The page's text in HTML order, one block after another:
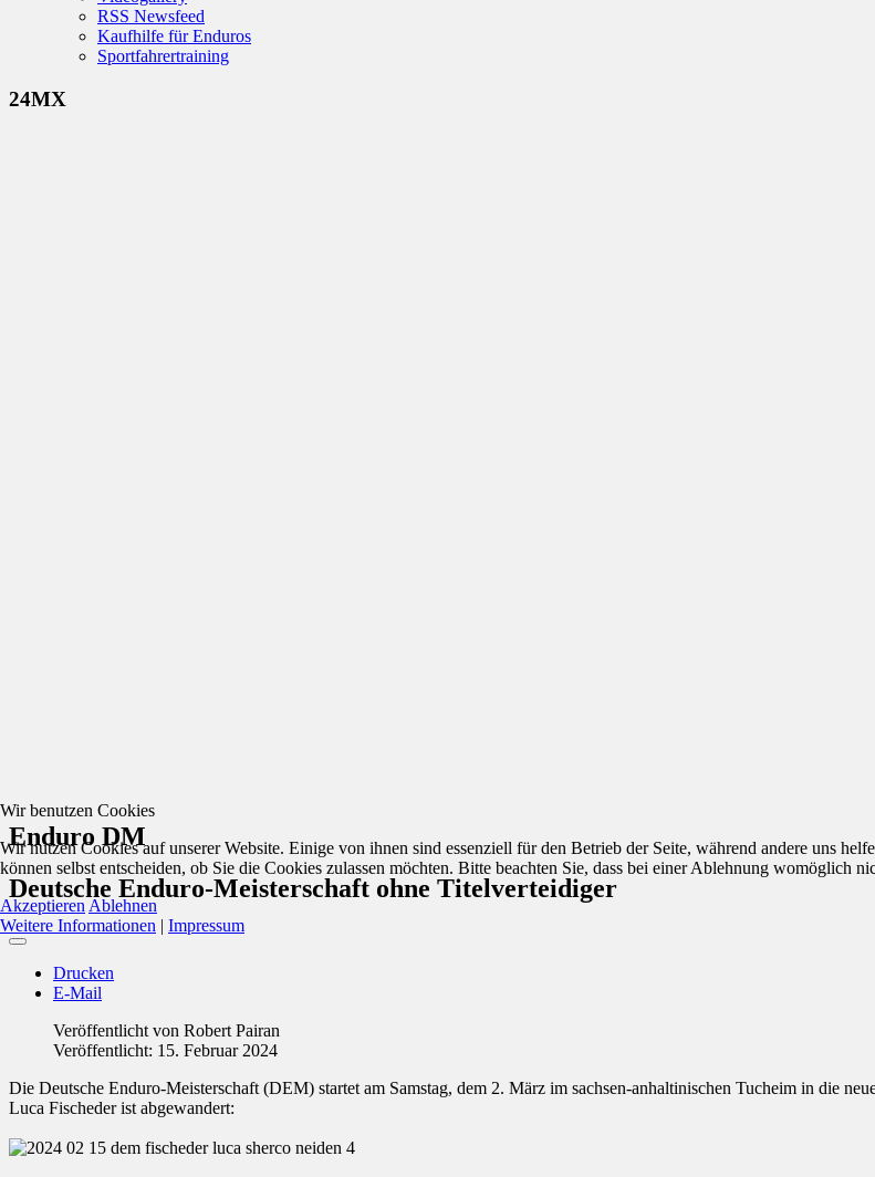
RSS Newsfeed
Kaufhilfe für Enduros
Sportfahrertraining
24MX
Enduro DM
Deutsche Enduro-Meisterschaft ohne Titelverteidiger
Drucken
E-Mail
Veröffentlicht von Robert Pairan
Veröffentlicht: 15. Februar 2024
Die Deutsche Enduro-Meisterschaft (DEM) startet am Samstag, dem 2. März im sachsen-anhaltinischen Tucheim in die
Luca Fischeder ist abgewandert:
Wir benutzen Cookies
Wir nutzen Cookies auf unserer Website. Einige von ihnen sind essenziell für den Betrieb der Seite, während andere uns
können selbst entscheiden, ob Sie die Cookies zulassen möchten. Bitte beachten Sie, dass bei einer Ablehnung womöglich
Akzeptieren Ablehnen
Weitere Informationen | Impressum